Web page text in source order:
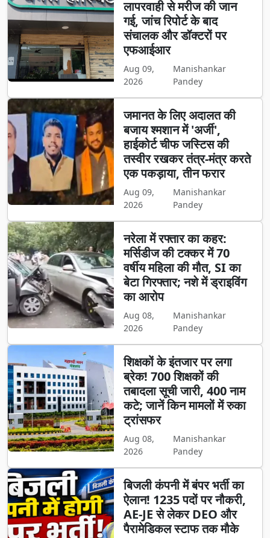
लापरवाही से मरीज की जान
गई, जांच रिपोर्ट के बाद
संचालक और डॉक्टरों पर
एफआईआर
Aug 09,
2026
Manishankar
Pandey
जमानत के लिए अदालत की
बजाय श्मशान में 'अर्जी',
हाईकोर्ट चीफ जस्टिस की
तस्वीर रखकर तंत्र-मंत्र करते
एक पकड़ाया, तीन फरार
Aug 09,
2026
Manishankar
Pandey
नरेला में रफ्तार का कहर:
मर्सिडीज की टक्कर में 70
वर्षीय महिला की मौत, SI का
बेटा गिरफ्तार; नशे में ड्राइविंग
का आरोप
Aug 08,
2026
Manishankar
Pandey
शिक्षकों के इंतजार पर लगा
ब्रेक! 700 शिक्षकों की
तबादला सूची जारी, 400 नाम
कटे; जानें किन मामलों में रुका
ट्रांसफर
Aug 08,
2026
Manishankar
Pandey
बिजली कंपनी में बंपर भर्ती का
ऐलान! 1235 पदों पर नौकरी,
AE-JE से लेकर DEO और
पैरामेडिकल स्टाफ तक मौके